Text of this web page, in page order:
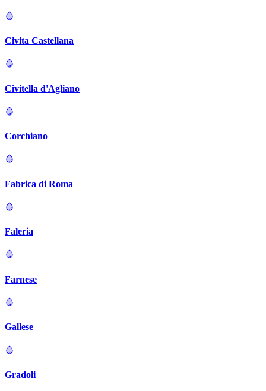
Civita Castellana
Civitella d'Agliano
Corchiano
Fabrica di Roma
Faleria
Farnese
Gallese
Gradoli